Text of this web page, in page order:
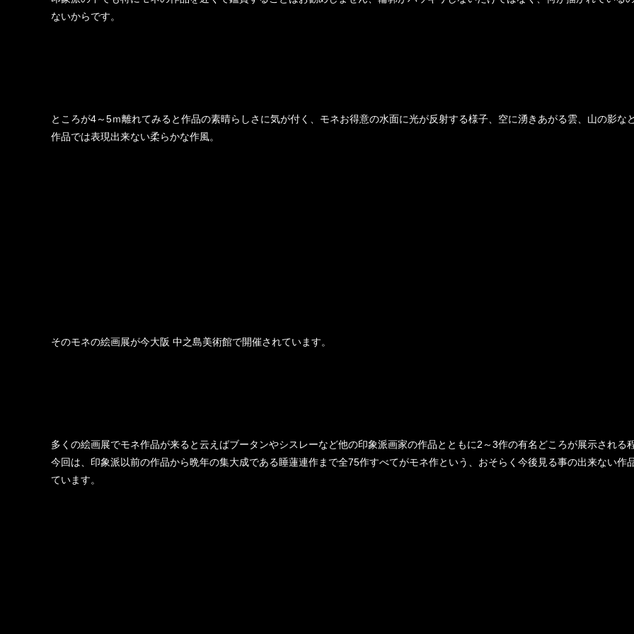
ないからです。
ところが4～5ｍ離れてみると作品の素晴らしさに気が付く、モネお得意の水面に光が反射する様子、空に湧きあがる雲、山の影な
作品では表現出来ない柔らかな作風。
そのモネの絵画展が今大阪 中之島美術館で開催されています。
多くの絵画展でモネ作品が来ると云えばブータンやシスレーなど他の印象派画家の作品とともに2～3作の有名どころが展示される
今回は、印象派以前の作品から晩年の集大成である睡蓮連作まで全75作すべてがモネ作という、おそらく今後見る事の出来ない作
ています。